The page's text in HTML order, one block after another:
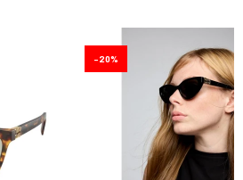
20